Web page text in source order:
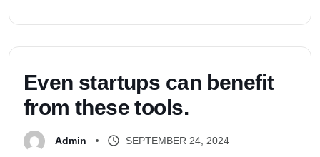
Even startups can benefit
from these tools.
Admin SEPTEMBER 24, 2024